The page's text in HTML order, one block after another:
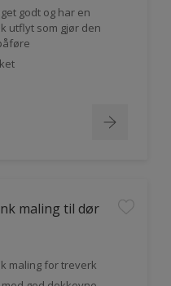
godt og har en
utflyt som gjør den
maling til dør
maling for treverk